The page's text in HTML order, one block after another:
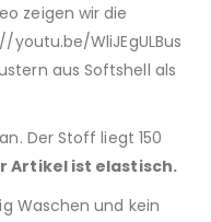
zeigen wir die
WliJEgULBus
aus Softshell als
Der Stoff liegt 150
Artikel ist elastisch.
Waschen und kein